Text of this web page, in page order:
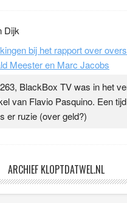
Dijk
bij het rapport over
Meester en Marc Jacobs
BlackBox TV was in het
van Flavio Pasquino. Een tijd
er ruzie (over geld?)
ARCHIEF KLOPTDATWEL.NL